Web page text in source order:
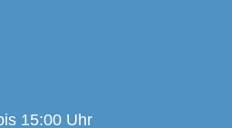
15:00 Uhr